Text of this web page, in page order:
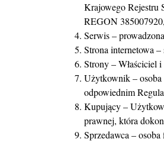
Krajowego Rejestru
REGON
Serwis –
Strona internetowa
Strony – Właściciel
Użytkownik – osoba
odpowiednim
Kupujący –
prawnej, która
Sprzedawca –